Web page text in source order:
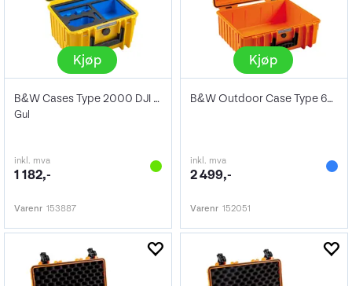
Kjøp
B&W Cases Type 2000 DJI Osmo Action 3
Gul
inkl. mva
1 182,-
Varenr 153887
Kjøp
B&W Outdoor Case Type 6000, Empty Orange
inkl. mva
2 499,-
Varenr 152051